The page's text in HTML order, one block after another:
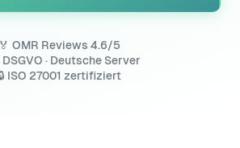
🏅 OMR Reviews 4.6/5
· Deutsche Server
ISO 27001 zertifiziert